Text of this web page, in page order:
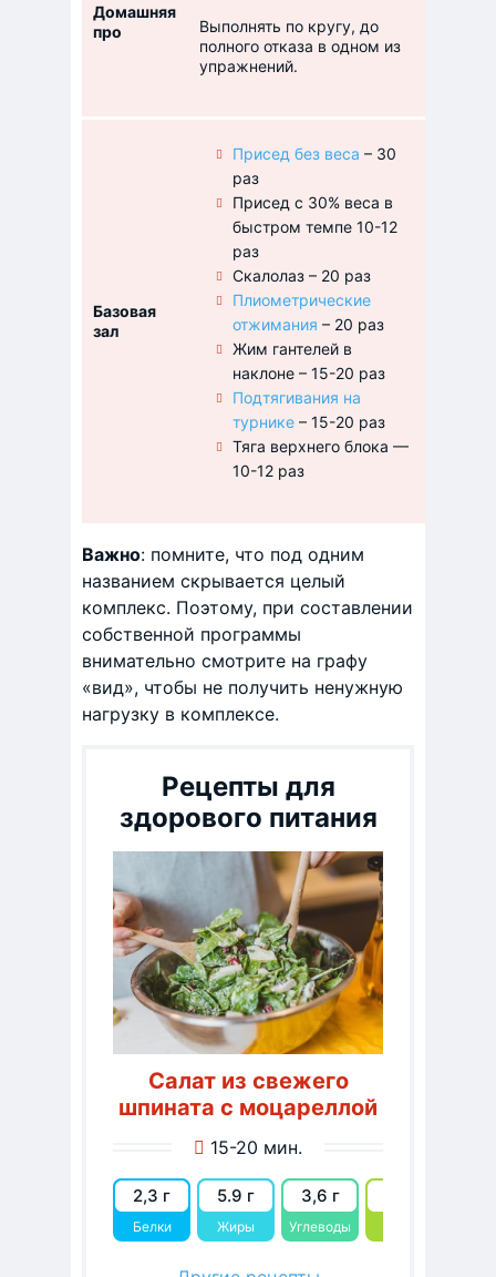
Домашняя
про
Выполнять по кругу, до
полного отказа в одном из
упражнений.
Базовая
зал
Присед без веса – 30
раз
Присед с 30% веса в
быстром темпе 10-12
раз
Скалолаз – 20 раз
Плиометрические
отжимания – 20 раз
Жим гантелей в
наклоне – 15-20 раз
Подтягивания на
турнике – 15-20 раз
Тяга верхнего блока —
10-12 раз
Важно: помните, что под одним
названием скрывается целый
комплекс. Поэтому, при составлении
собственной программы
внимательно смотрите на графу
«вид», чтобы не получить ненужную
нагрузку в комплексе.
Рецепты для
здорового питания
Салат из свежего
шпината с моцареллой
2,3 г
Белки
5.9 г
Жиры
3,6 г
Углеводы
15-20 мин.